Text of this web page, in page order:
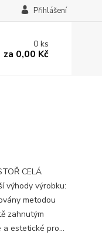
Přihlášení
0ks
za 0,00 Kč
CELÁ
výhody výrobku:
metodou
zahnutým
estetické pro...